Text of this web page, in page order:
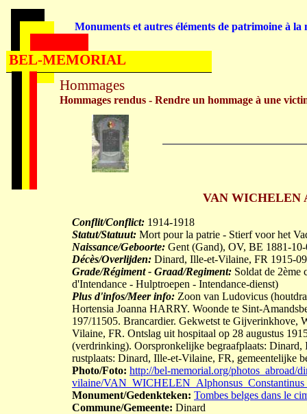
VAN WICHELEN
Conflit/Conflict: 1914-1918
Statut/Statuut: Mort pour la patrie - Stierf voor het
Naissance/Geboorte: Gent (Gand), OV, BE 1881-
Décès/Overlijden: Dinard, Ille-et-Vilaine, FR 1915-
Grade/Régiment - Graad/Regiment: Soldat de 2ème
d'Intendance - Hulptroepen - Intendance-dienst)
Plus d'infos/Meer info: Zoon van Ludovicus
Hortensia Joanna HARRY. Woonde te Sint-
197/11505. Brancardier. Gekwetst te
Vilaine, FR. Ontslag uit hospitaal op 28 augustus
(verdrinking). Oorspronkelijke begraafplaats:
rustplaats: Dinard, Ille-et-Vilaine, FR, gemeentelijke
Photo/Foto: http://bel-memorial.org/photos_abroad/
vilaine/
Monument/Gedenkteken: Tombes belges dans le
Commune/Gemeente: Dinard
Hommages
Hommages rendus - Rendre un hommage à une
Monuments et autres éléments de patrimoine à la
BEL-MEMORIAL